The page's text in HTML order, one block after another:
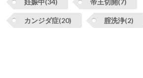
妊娠中(34) 帝王切開(7)
カンジダ症(20) 腟洗浄(2)